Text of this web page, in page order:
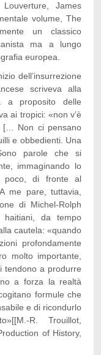
James
volume, The
un classico
ma a lungo
europea.
dell’insurrezione
scriveva alla
a proposito delle
ai tropici: «non v’è
[… Non ci pensano
e obbedienti. Una
parole che si
immaginando lo
poco, di fronte al
me pare, tuttavia,
di Michel-Rolph
haitiani, da tempo
cautela: «quando
profondamente
molto importante,
tendono a produrre
a forza la realtà
formule che
e di ricondurlo
R. Trouillot,
of History,